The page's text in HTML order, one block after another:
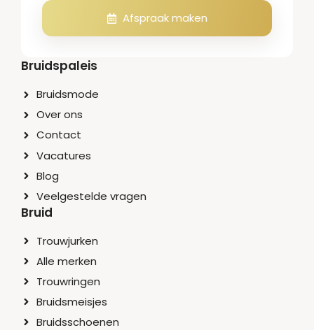
Afspraak maken
Bruidspaleis
Bruidsmode
Over ons
Contact
Vacatures
Blog
Veelgestelde vragen
Bruid
Trouwjurken
Alle merken
Trouwringen
Bruidsmeisjes
Bruidsschoenen